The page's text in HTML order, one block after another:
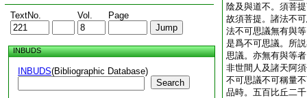
TextNo. Vol. Page
INBUDS
INBUDS(Bibliographic Database)
Search
陰及與道不。須菩
故須菩提。諸法不
法不可思議無有與
是爲不可思議。所
思議。亦無有與等
非世間人及諸天阿
不可思議不可稱量
品時。五百比丘二